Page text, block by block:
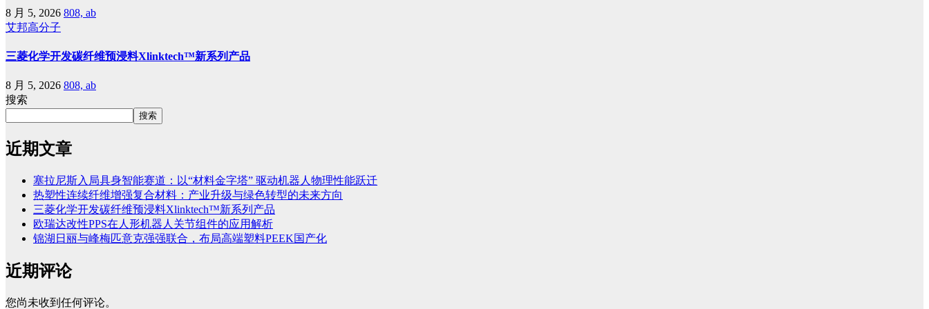
8 月 5, 2026 808, ab
艾邦高分子
三菱化学开发碳纤维预浸料Xlinktech™新系列产品
8 月 5, 2026 808, ab
搜索
搜索
近期文章
塞拉尼斯入局具身智能赛道：以“材料金字塔” 驱动机器人物理性能跃迁
热塑性连续纤维增强复合材料：产业升级与绿色转型的未来方向
三菱化学开发碳纤维预浸料Xlinktech™新系列产品
欧瑞达改性PPS在人形机器人关节组件的应用解析
锦湖日丽与峰梅匹意克强强联合，布局高端塑料PEEK国产化
近期评论
您尚未收到任何评论。